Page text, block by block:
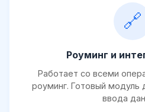
🔗
Роуминг и
Работает со всеми
роуминг. Готовый модуль
ввода